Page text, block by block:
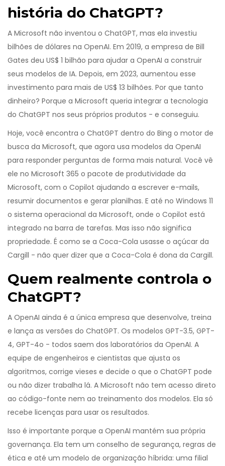
história do ChatGPT?
A Microsoft não inventou o ChatGPT, mas ela investiu
bilhões de dólares na OpenAI. Em 2019, a empresa de Bill
Gates deu US$ 1 bilhão para ajudar a OpenAI a construir
seus modelos de IA. Depois, em 2023, aumentou esse
investimento para mais de US$ 13 bilhões. Por que tanto
dinheiro? Porque a Microsoft queria integrar a tecnologia
do ChatGPT nos seus próprios produtos - e conseguiu.
Hoje, você encontra o ChatGPT dentro do Bing o motor de
busca da Microsoft, que agora usa modelos da OpenAI
para responder perguntas de forma mais natural. Você vê
ele no Microsoft 365 o pacote de produtividade da
Microsoft, com o Copilot ajudando a escrever e-mails,
resumir documentos e gerar planilhas. E até no Windows 11
o sistema operacional da Microsoft, onde o Copilot está
integrado na barra de tarefas. Mas isso não significa
propriedade. É como se a Coca-Cola usasse o açúcar da
Cargill - não quer dizer que a Coca-Cola é dona da Cargill.
Quem realmente controla o
ChatGPT?
A OpenAI ainda é a única empresa que desenvolve, treina
e lança as versões do ChatGPT. Os modelos GPT-3.5, GPT-
4, GPT-4o - todos saem dos laboratórios da OpenAI. A
equipe de engenheiros e cientistas que ajusta os
algoritmos, corrige vieses e decide o que o ChatGPT pode
ou não dizer trabalha lá. A Microsoft não tem acesso direto
ao código-fonte nem ao treinamento dos modelos. Ela só
recebe licenças para usar os resultados.
Isso é importante porque a OpenAI mantém sua própria
governança. Ela tem um conselho de segurança, regras de
ética e até um modelo de organização híbrida: uma filial